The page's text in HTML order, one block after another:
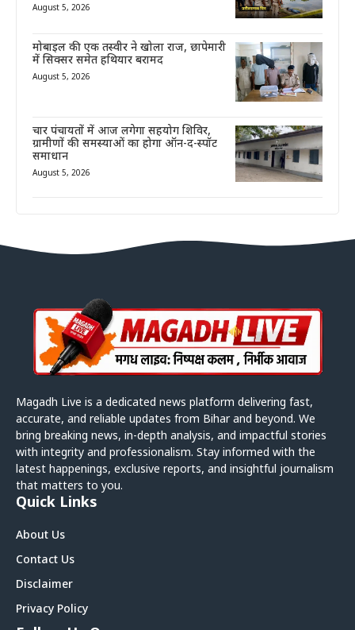
August 5, 2026
मोबाइल की एक तस्वीर ने खोला राज, छापेमारी
में सिक्सर समेत हथियार बरामद
August 5, 2026
चार पंचायतों में आज लगेगा सहयोग शिविर,
ग्रामीणों की समस्याओं का होगा ऑन-द-स्पॉट
समाधान
August 5, 2026
Magadh Live is a dedicated news platform delivering fast,
accurate, and reliable updates from Bihar and beyond. We
bring breaking news, in-depth analysis, and impactful stories
with integrity and professionalism. Stay informed with the
latest happenings, exclusive reports, and insightful journalism
that matters to you.
Quick Links
About Us
Contact Us
Disclaimer
Privacy Policy